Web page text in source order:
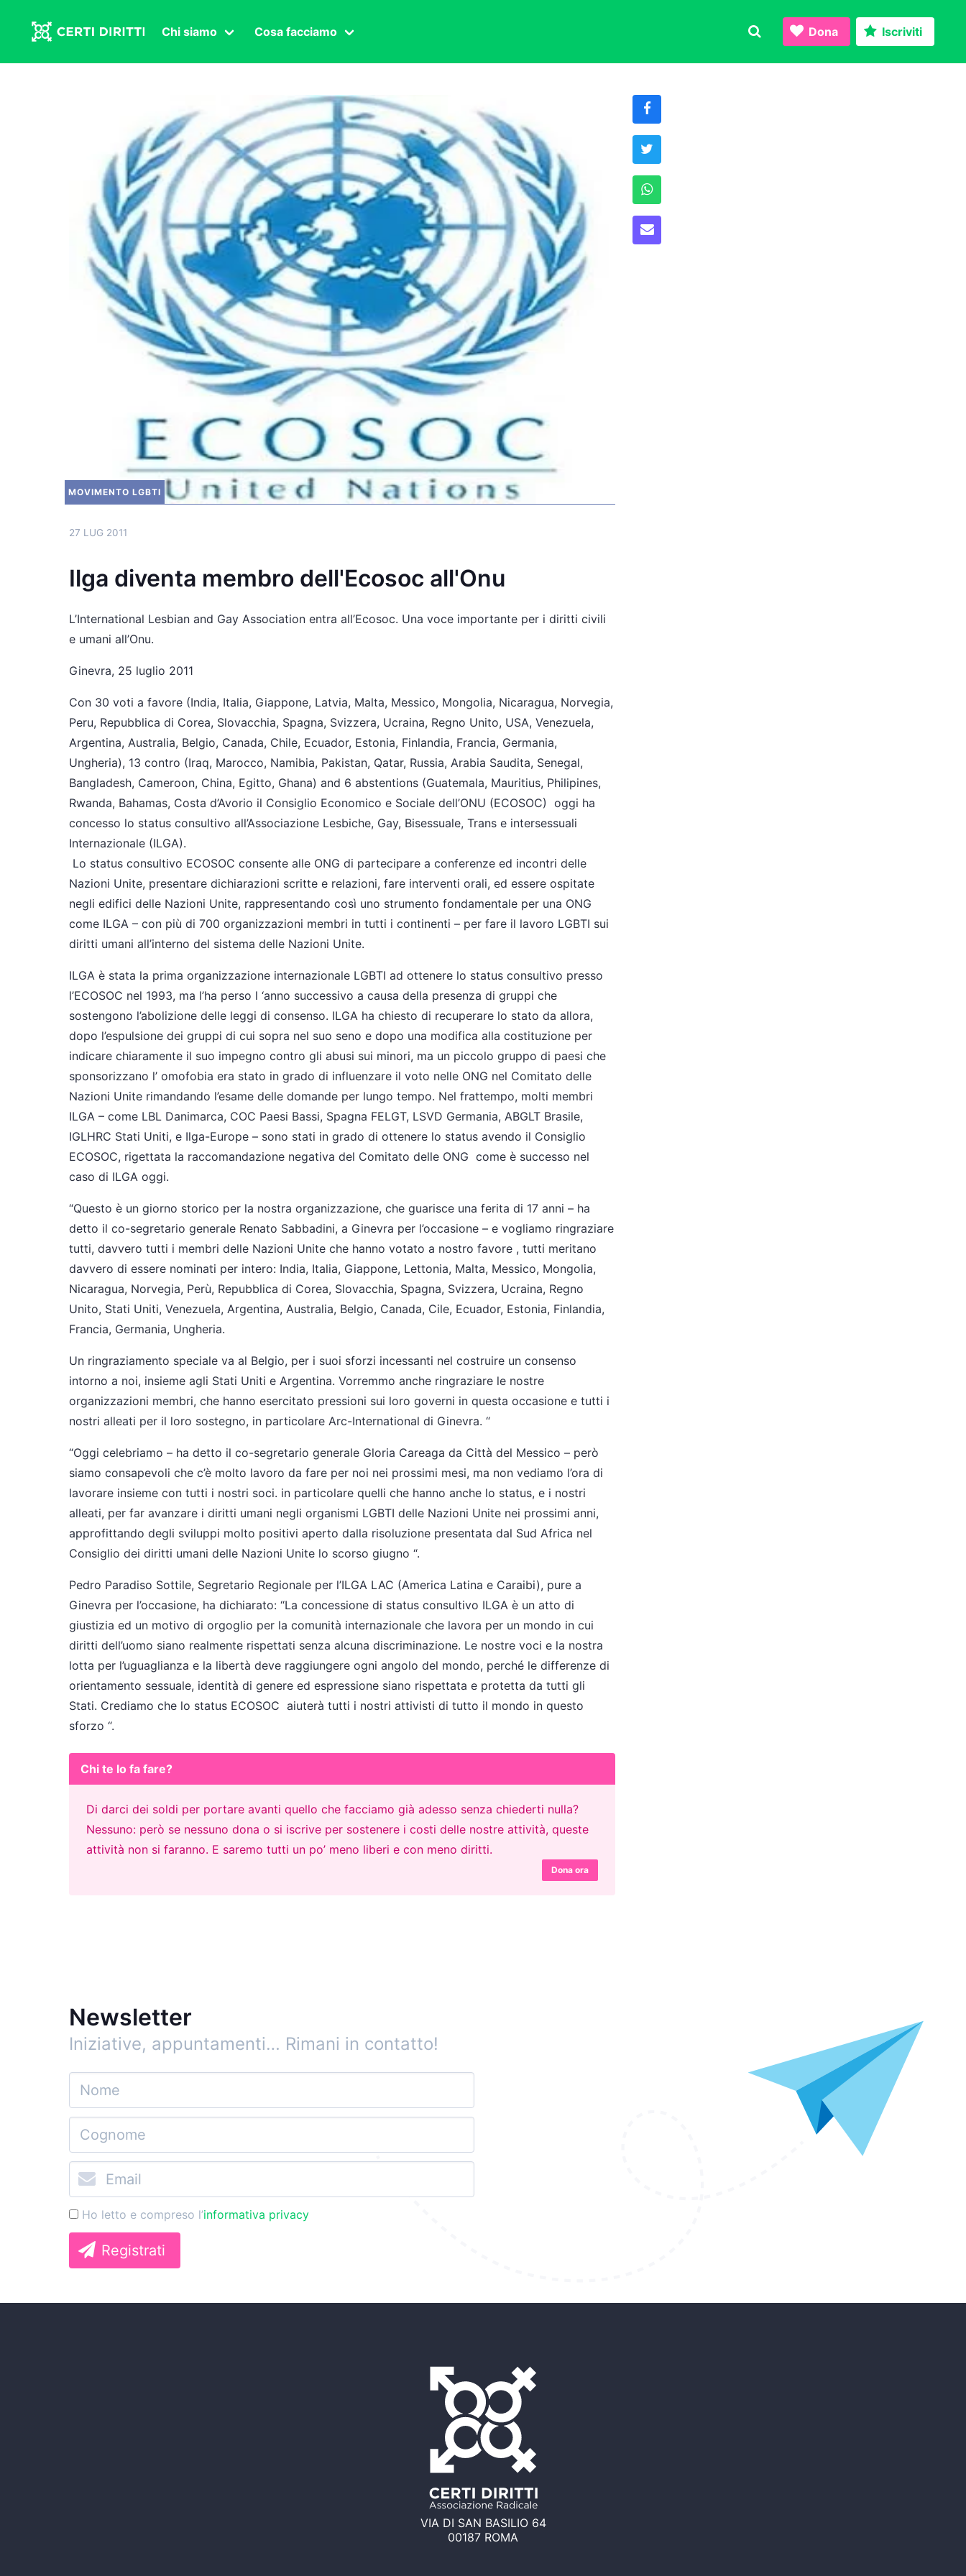
Chi siamo
Organi in carica
Congressi
Cosa facciamo
Transgender
Diritto di famiglia
Lavoro sessuale
Salute sessuale
Transnazionale
Politica
Fuor di Pagina
Dona Iscriviti
MOVIMENTO LGBTI
27 LUG 2011
Ilga diventa membro dell'Ecosoc all'Onu
L’International Lesbian and Gay Association entra all’Ecosoc. Una voce importante per i diritti civili
e umani all’Onu.
Ginevra, 25 luglio 2011
Con 30 voti a favore (India, Italia, Giappone, Latvia, Malta, Messico, Mongolia, Nicaragua, Norvegia,
Peru, Repubblica di Corea, Slovacchia, Spagna, Svizzera, Ucraina, Regno Unito, USA, Venezuela,
Argentina, Australia, Belgio, Canada, Chile, Ecuador, Estonia, Finlandia, Francia, Germania,
Ungheria), 13 contro (Iraq, Marocco, Namibia, Pakistan, Qatar, Russia, Arabia Saudita, Senegal,
Bangladesh, Cameroon, China, Egitto, Ghana) and 6 abstentions (Guatemala, Mauritius, Philipines,
Rwanda, Bahamas, Costa d’Avorio il Consiglio Economico e Sociale dell’ONU (ECOSOC) oggi ha
concesso lo status consultivo all’Associazione Lesbiche, Gay, Bisessuale, Trans e intersessuali
Internazionale (ILGA).
Lo status consultivo ECOSOC consente alle ONG di partecipare a conferenze ed incontri delle
Nazioni Unite, presentare dichiarazioni scritte e relazioni, fare interventi orali, ed essere ospitate
negli edifici delle Nazioni Unite, rappresentando così uno strumento fondamentale per una ONG
come ILGA – con più di 700 organizzazioni membri in tutti i continenti – per fare il lavoro LGBTI sui
diritti umani all’interno del sistema delle Nazioni Unite.
ILGA è stata la prima organizzazione internazionale LGBTI ad ottenere lo status consultivo presso
l’ECOSOC nel 1993, ma l’ha perso l ‘anno successivo a causa della presenza di gruppi che
sostengono l’abolizione delle leggi di consenso. ILGA ha chiesto di recuperare lo stato da allora,
dopo l’espulsione dei gruppi di cui sopra nel suo seno e dopo una modifica alla costituzione per
indicare chiaramente il suo impegno contro gli abusi sui minori, ma un piccolo gruppo di paesi che
sponsorizzano l’ omofobia era stato in grado di influenzare il voto nelle ONG nel Comitato delle
Nazioni Unite rimandando l’esame delle domande per lungo tempo. Nel frattempo, molti membri
ILGA – come LBL Danimarca, COC Paesi Bassi, Spagna FELGT, LSVD Germania, ABGLT Brasile,
IGLHRC Stati Uniti, e Ilga-Europe – sono stati in grado di ottenere lo status avendo il Consiglio
ECOSOC, rigettata la raccomandazione negativa del Comitato delle ONG come è successo nel
caso di ILGA oggi.
“Questo è un giorno storico per la nostra organizzazione, che guarisce una ferita di 17 anni – ha
detto il co-segretario generale Renato Sabbadini, a Ginevra per l’occasione – e vogliamo ringraziare
tutti, davvero tutti i membri delle Nazioni Unite che hanno votato a nostro favore , tutti meritano
davvero di essere nominati per intero: India, Italia, Giappone, Lettonia, Malta, Messico, Mongolia,
Nicaragua, Norvegia, Perù, Repubblica di Corea, Slovacchia, Spagna, Svizzera, Ucraina, Regno
Unito, Stati Uniti, Venezuela, Argentina, Australia, Belgio, Canada, Cile, Ecuador, Estonia, Finlandia,
Francia, Germania, Ungheria.
Un ringraziamento speciale va al Belgio, per i suoi sforzi incessanti nel costruire un consenso
intorno a noi, insieme agli Stati Uniti e Argentina. Vorremmo anche ringraziare le nostre
organizzazioni membri, che hanno esercitato pressioni sui loro governi in questa occasione e tutti i
nostri alleati per il loro sostegno, in particolare Arc-International di Ginevra. “
“Oggi celebriamo – ha detto il co-segretario generale Gloria Careaga da Città del Messico – però
siamo consapevoli che c’è molto lavoro da fare per noi nei prossimi mesi, ma non vediamo l’ora di
lavorare insieme con tutti i nostri soci. in particolare quelli che hanno anche lo status, e i nostri
alleati, per far avanzare i diritti umani negli organismi LGBTI delle Nazioni Unite nei prossimi anni,
approfittando degli sviluppi molto positivi aperto dalla risoluzione presentata dal Sud Africa nel
Consiglio dei diritti umani delle Nazioni Unite lo scorso giugno “.
Pedro Paradiso Sottile, Segretario Regionale per l’ILGA LAC (America Latina e Caraibi), pure a
Ginevra per l’occasione, ha dichiarato: “La concessione di status consultivo ILGA è un atto di
giustizia ed un motivo di orgoglio per la comunità internazionale che lavora per un mondo in cui
diritti dell’uomo siano realmente rispettati senza alcuna discriminazione. Le nostre voci e la nostra
lotta per l’uguaglianza e la libertà deve raggiungere ogni angolo del mondo, perché le differenze di
orientamento sessuale, identità di genere ed espressione siano rispettata e protetta da tutti gli
Stati. Crediamo che lo status ECOSOC aiuterà tutti i nostri attivisti di tutto il mondo in questo
sforzo “.
Chi te lo fa fare?
Di darci dei soldi per portare avanti quello che facciamo già adesso senza chiederti nulla?
Nessuno: però se nessuno dona o si iscrive per sostenere i costi delle nostre attività, queste
attività non si faranno. E saremo tutti un po’ meno liberi e con meno diritti.
Dona ora
Newsletter
Iniziative, appuntamenti… Rimani in contatto!
Ho letto e compreso l’informativa privacy
Registrati
VIA DI SAN BASILIO 64
00187 ROMA